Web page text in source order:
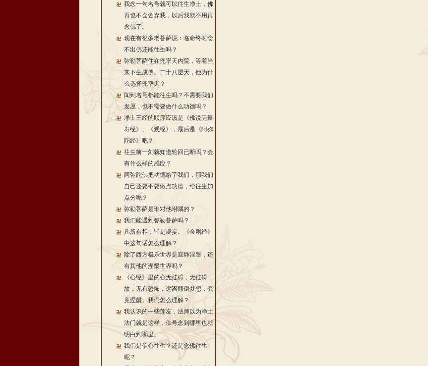
我念一句名号就可以往生净土，佛
再也不会舍弃我，以后我就不用再
念佛了。
现在有很多老菩萨说：临命终时念
不出佛还能往生吗？
弥勒菩萨住在兜率天内院，等着当
来下生成佛。二十八层天，他为什
么选择兜率天？
闻到名号都能往生吗？不需要我们
发愿，也不需要做什么功德吗？
净土三经的顺序应该是《佛说无量
寿经》、《观经》，最后是《阿弥
陀经》吧？
往生前一刻就知道轮回已断吗？会
有什么样的感应？
阿弥陀佛把功德给了我们，那我们
自己还要不要做点功德，给往生加
点分呢？
弥勒菩萨是谁对他咐嘱的？
我们能遇到弥勒菩萨吗？
凡所有相，皆是虚妄。《金刚经》
中这句话怎么理解？
除了西方极乐世界是寂静涅槃，还
有其他的涅槃世界吗？
《心经》里的心无挂碍，无挂碍
故，无有恐怖，远离颠倒梦想，究
竟涅槃。我们怎么理解？
我认识的一些莲友，法师以为净土
法门就是这样，佛号念到哪里也就
明白到哪里。
我们是信心往生？还是念佛往生
呢？